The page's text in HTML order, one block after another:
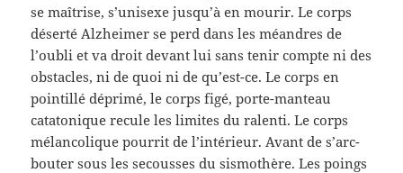
se maîtrise, s’unisexe jusqu’à en mourir. Le corps
déserté Alzheimer se perd dans les méandres de
l’oubli et va droit devant lui sans tenir compte ni des
obstacles, ni de quoi ni de qu’est-ce. Le corps en
pointillé déprimé, le corps figé, porte-manteau
catatonique recule les limites du ralenti. Le corps
mélancolique pourrit de l’intérieur. Avant de s’arc-
bouter sous les secousses du sismothère. Les poings